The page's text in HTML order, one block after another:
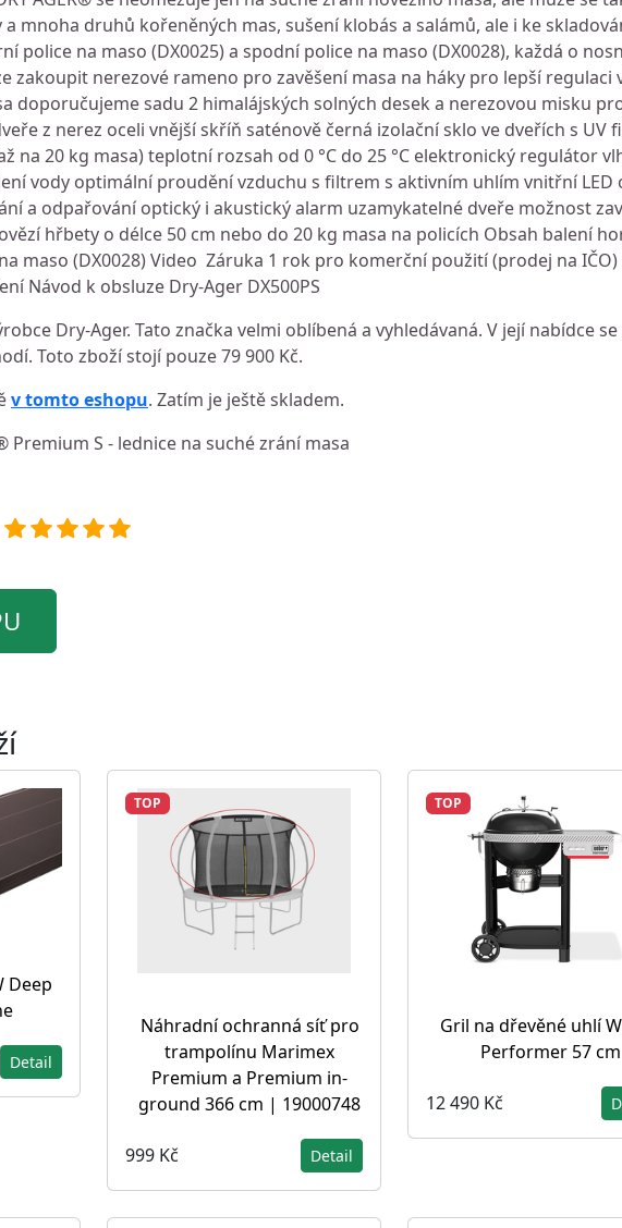
a mnoha druhů kořeněných mas, sušení klobás a salámů, ale i ke
police na maso (DX0025) a spodní police na maso (DX0028), každá o
zakoupit nerezové rameno pro zavěšení masa na háky pro lepší regulaci
doporučujeme sadu 2 himalájských solných desek a nerezovou misku
z nerez oceli vnější skříň saténově černá izolační sklo ve dveřích s UV
na 20 kg masa) teplotní rozsah od 0 °C do 25 °C elektronický regulátor
vody optimální proudění vzduchu s filtrem s aktivním uhlím vnitřní LED
a odpařování optický i akustický alarm uzamykatelné dveře možnost
hřbety o délce 50 cm nebo do 20 kg masa na policích Obsah balení
maso (DX0028) Video Záruka 1 rok pro komerční použití (prodej na
Návod k obsluze Dry-Ager DX500PS
Dry-Ager. Tato značka velmi oblíbená a vyhledávaná. V její nabídce
Toto zboží stojí pouze 79 900 Kč.
v tomto eshopu. Zatím je ještě skladem.
Premium S - lednice na suché zrání masa
Deep
Detail
TOP
Náhradní ochranná síť pro
trampolínu Marimex
Premium a Premium in-
ground 366 cm | 19000748
999 Kč Detail
TOP
Gril na dřevěné uhlí
Performer 57 cm
12 490 Kč